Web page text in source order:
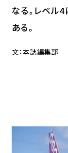
なる。レベル
ある。
文：本誌編集部